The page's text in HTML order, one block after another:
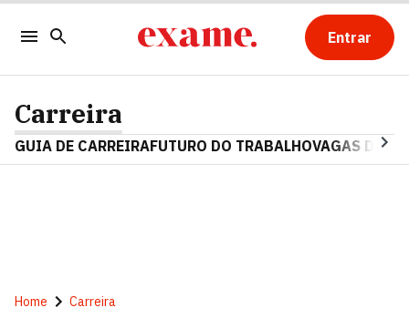
Entrar
Carreira
GUIA DE CARREIRAFUTURO DO TRABALHOVAGAS DE
Home Carreira